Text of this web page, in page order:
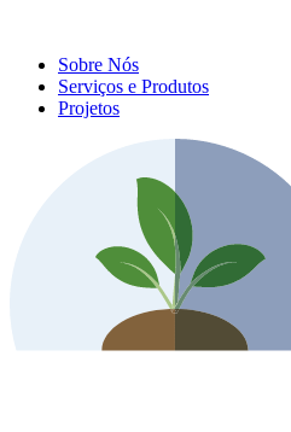
Sobre Nós
Serviços e Produtos
Projetos